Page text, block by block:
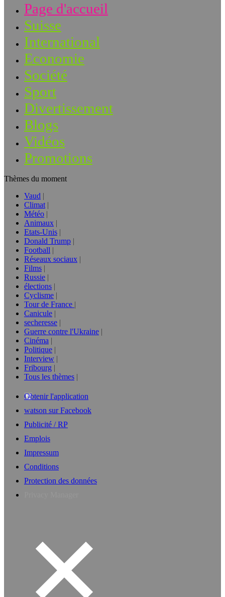
Page d'accueil
Suisse
International
Economie
Société
Sport
Divertissement
Blogs
Vidéos
Promotions
Thèmes du moment
Vaud
Climat
Météo
Animaux
Etats-Unis
Donald Trump
Football
Réseaux sociaux
Films
Russie
élections
Cyclisme
Tour de France
Canicule
secheresse
Guerre contre l'Ukraine
Cinéma
Politique
Interview
Fribourg
Tous les thèmes
Obtenir l'application
watson sur Facebook
Publicité / RP
Emplois
Impressum
Conditions
Protection des données